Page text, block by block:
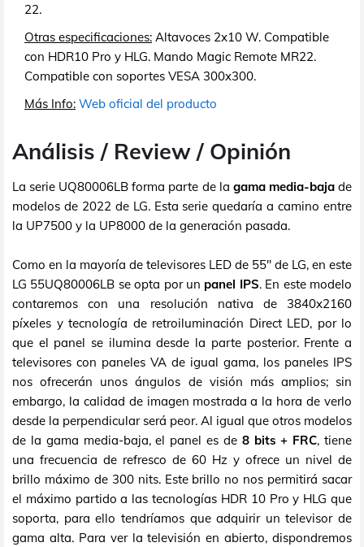
22.
Otras especificaciones: Altavoces 2x10 W. Compatible
con HDR10 Pro y HLG. Mando Magic Remote MR22.
Compatible con soportes VESA 300x300.
Más Info: Web oficial del producto
Análisis / Review / Opinión
La serie UQ80006LB forma parte de la gama media-bajade
modelos de 2022 de LG. Esta serie quedaría a camino entre
la UP7500 y la UP8000 de la generación pasada.
Como en la mayoría de televisores LED de 55" de LG, en este
LG 55UQ80006LB se opta por un panel IPS. En este modelo
contaremos con una resolución nativa de 3840x2160
píxeles y tecnología de retroiluminación Direct LED, por lo
que el panel se ilumina desde la parte posterior. Frente a
televisores con paneles VA de igual gama, los paneles IPS
nos ofrecerán unos ángulos de visión más amplios; sin
embargo, la calidad de imagen mostrada a la hora de verlo
desde la perpendicular será peor. Al igual que otros modelos
de la gama media-baja, el panel es de 8 bits + FRC, tiene
una frecuencia de refresco de 60 Hz y ofrece un nivel de
brillo máximo de 300 nits. Este brillo no nos permitirá sacar
el máximo partido a las tecnologías HDR 10 Pro y HLG que
soporta, para ello tendríamos que adquirir un televisor de
gama alta. Para ver la televisión en abierto, dispondremos